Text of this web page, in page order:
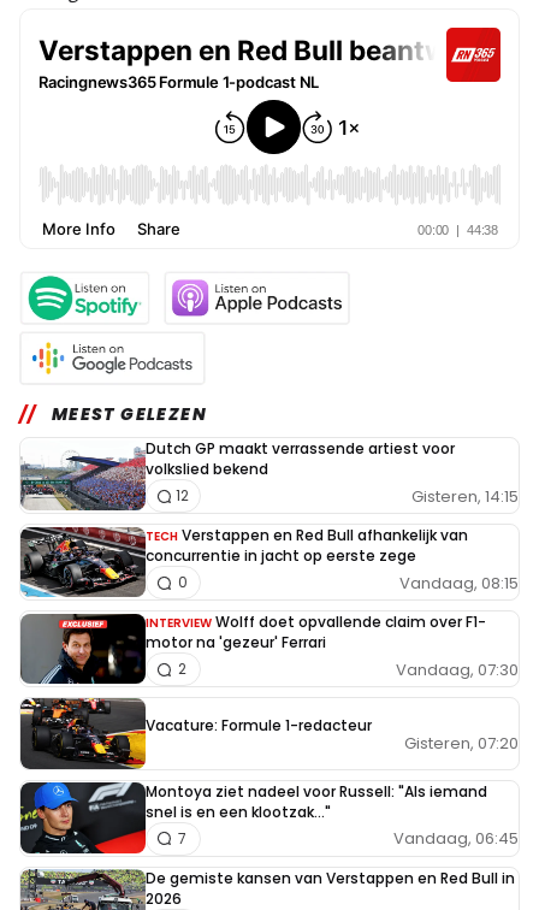
MEEST GELEZEN
Dutch GP maakt verrassende artiest voor
volkslied bekend
Gisteren, 14:15
12
TECH Verstappen en Red Bull afhankelijk van
concurrentie in jacht op eerste zege
Vandaag, 08:15
0
INTERVIEW Wolff doet opvallende claim over F1-
motor na 'gezeur' Ferrari
Vandaag, 07:30
2
Vacature: Formule 1-redacteur
Gisteren, 07:20
Montoya ziet nadeel voor Russell: "Als iemand
snel is en een klootzak..."
Vandaag, 06:45
7
De gemiste kansen van Verstappen en Red Bull in
2026